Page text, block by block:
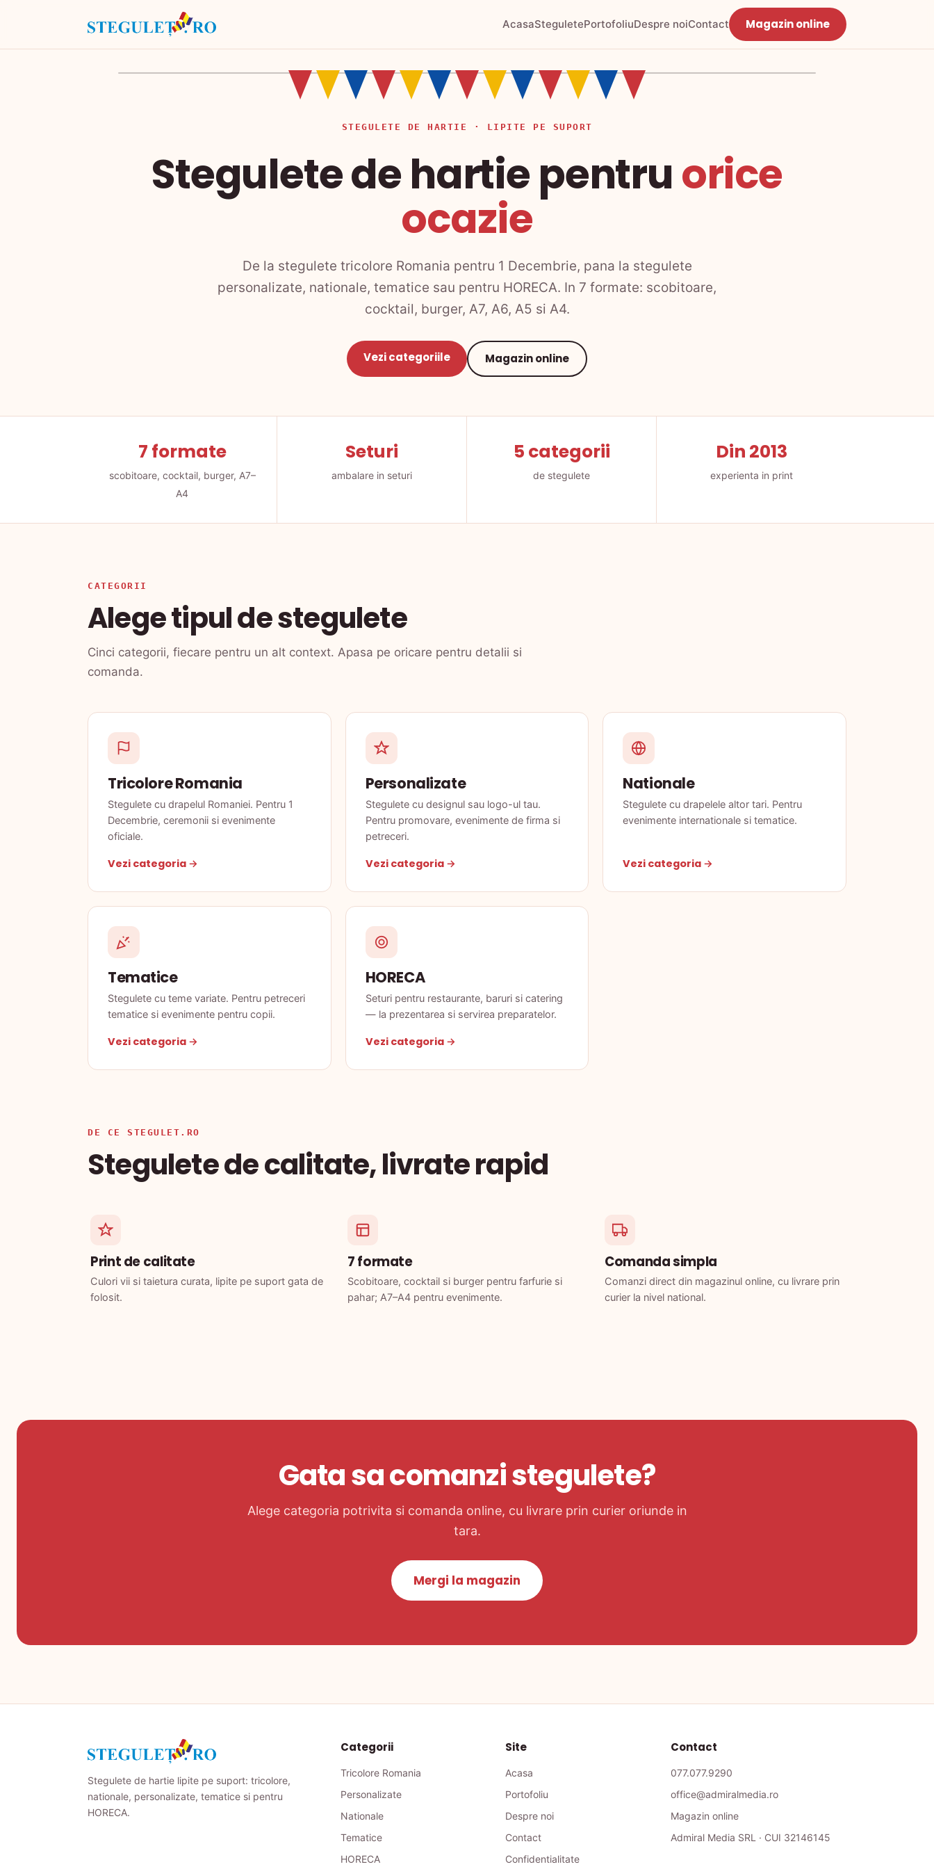
AcasaSteguletePortofoliuDespre noiContact Magazin online
STEGULETE DE HARTIE · LIPITE PE SUPORT
Stegulete de hartie pentruorice
ocazie
De la stegulete tricolore Romania pentru 1 Decembrie, pana la stegulete
personalizate, nationale, tematice sau pentru HORECA. In 7 formate: scobitoare,
cocktail, burger, A7, A6, A5 si A4.
Vezi categoriile Magazin online
7 formate
scobitoare, cocktail, burger, A7–
A4
Seturi
ambalare in seturi
5 categorii
de stegulete
Din 2013
experienta in print
CATEGORII
Alege tipul de stegulete
Cinci categorii, fiecare pentru un alt context. Apasa pe oricare pentru detalii si
comanda.
Tricolore Romania
Stegulete cu drapelul Romaniei. Pentru 1
Decembrie, ceremonii si evenimente
oficiale.
Vezi categoria →
Personalizate
Stegulete cu designul sau logo-ul tau.
Pentru promovare, evenimente de firma si
petreceri.
Vezi categoria →
Nationale
Stegulete cu drapelele altor tari. Pentru
evenimente internationale si tematice.
Vezi categoria →
Tematice
Stegulete cu teme variate. Pentru petreceri
tematice si evenimente pentru copii.
Vezi categoria →
HORECA
Seturi pentru restaurante, baruri si catering
— la prezentarea si servirea preparatelor.
Vezi categoria →
DE CE STEGULET.RO
Stegulete de calitate, livrate rapid
Print de calitate
Culori vii si taietura curata, lipite pe suport gata de
folosit.
7 formate
Scobitoare, cocktail si burger pentru farfurie si
pahar; A7–A4 pentru evenimente.
Comanda simpla
Comanzi direct din magazinul online, cu livrare prin
curier la nivel national.
Gata sa comanzi stegulete?
Alege categoria potrivita si comanda online, cu livrare prin curier oriunde in
tara.
Mergi la magazin
Stegulete de hartie lipite pe suport: tricolore,
nationale, personalizate, tematice si pentru
HORECA.
Categorii
Tricolore Romania
Personalizate
Nationale
Tematice
HORECA
Site
Acasa
Portofoliu
Despre noi
Contact
Confidentialitate
Contact
077.077.9290
office@admiralmedia.ro
Magazin online
Admiral Media SRL · CUI 32146145